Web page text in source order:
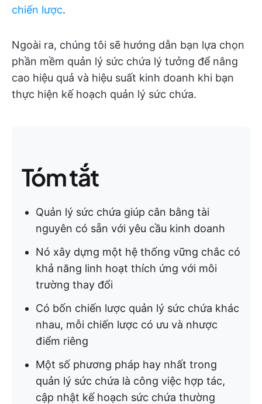
chiến lược.
Ngoài ra, chúng tôi sẽ hướng dẫn bạn lựa chọn
phần mềm quản lý sức chứa lý tưởng để nâng
cao hiệu quả và hiệu suất kinh doanh khi bạn
thực hiện kế hoạch quản lý sức chứa.
Tóm tắt
Quản lý sức chứa giúp cân bằng tài
nguyên có sẵn với yêu cầu kinh doanh
Nó xây dựng một hệ thống vững chắc có
khả năng linh hoạt thích ứng với môi
trường thay đổi
Có bốn chiến lược quản lý sức chứa khác
nhau, mỗi chiến lược có ưu và nhược
điểm riêng
Một số phương pháp hay nhất trong
quản lý sức chứa là công việc hợp tác,
cập nhật kế hoạch sức chứa thường